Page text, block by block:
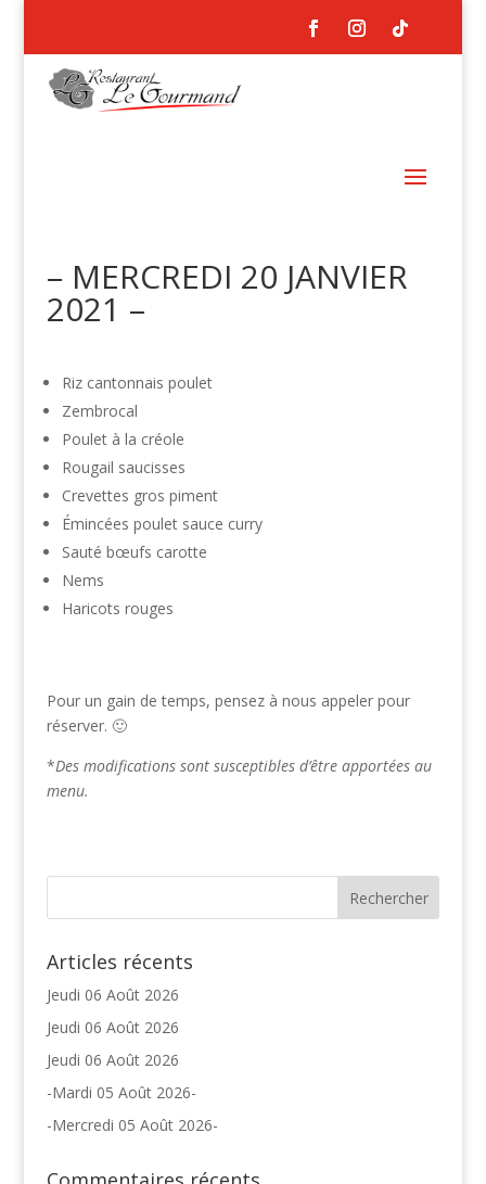
– MERCREDI 20 JANVIER
2021 –
Riz cantonnais poulet
Zembrocal
Poulet à la créole
Rougail saucisses
Crevettes gros piment
Émincées poulet sauce curry
Sauté bœufs carotte
Nems
Haricots rouges
Pour un gain de temps, pensez à nous appeler pour
réserver. 🙂
*Des modifications sont susceptibles d’être apportées au
menu.
Articles récents
Jeudi 06 Août 2026
Jeudi 06 Août 2026
Jeudi 06 Août 2026
-Mardi 05 Août 2026-
-Mercredi 05 Août 2026-